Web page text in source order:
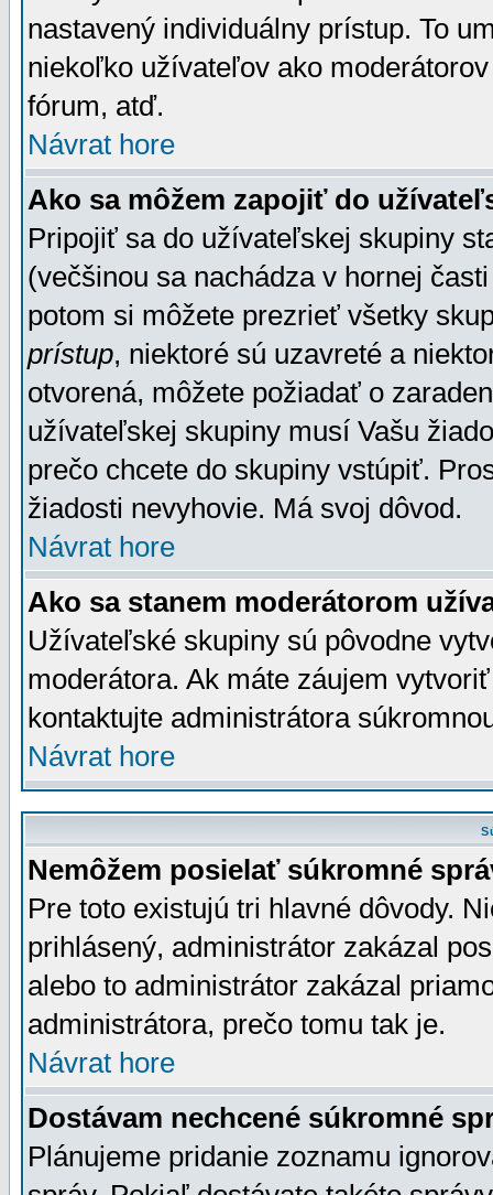
nastavený individuálny prístup. To
niekoľko užívateľov ako
fórum, atď.
Návrat hore
Ako sa môžem zapojiť do
Pripojiť sa do užívateľskej skupiny
(večšinou sa nachádza v hornej
potom si môžete prezrieť všetky
prístup, niektoré sú uzavreté a
otvorená, môžete požiadať o
užívateľskej skupiny musí Vašu
prečo chcete do skupiny vstúpiť.
žiadosti nevyhovie. Má svoj dôvod.
Návrat hore
Ako sa stanem moderátorom
Užívateľské skupiny sú pôvodne
moderátora. Ak máte záujem
kontaktujte administrátora
Návrat hore
Nemôžem posielať súkromné
Pre toto existujú tri hlavné dôvody.
prihlásený, administrátor zakázal
alebo to administrátor zakázal
administrátora, prečo tomu tak je.
Návrat hore
Dostávam nechcené súkromné
Plánujeme pridanie zoznamu